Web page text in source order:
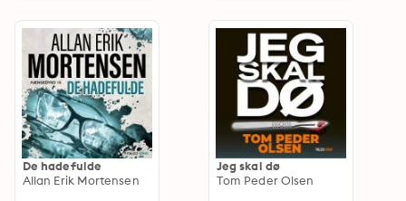
De hadefulde
Allan Erik Mortensen
Jeg skal dø
Tom Peder Olsen